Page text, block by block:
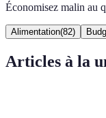
Économisez malin au
Alimentation(82)
Articles à la